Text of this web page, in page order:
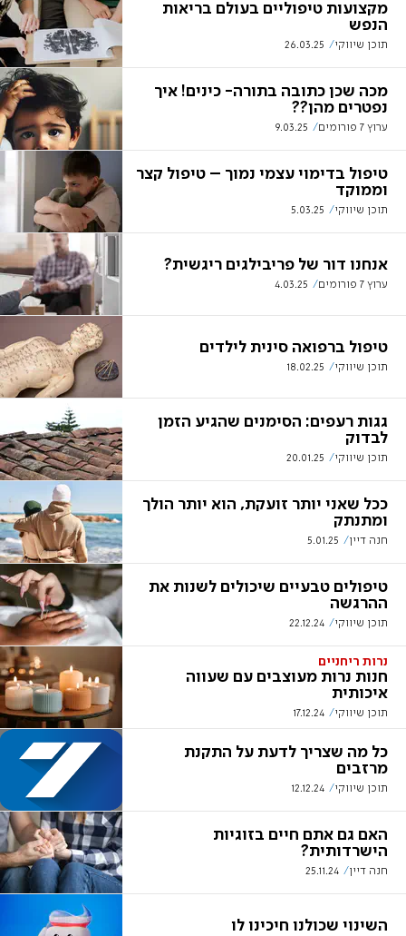
מקצועות טיפוליים בעולם בריאות
הנפש
תוכן שיווקי 26.03.25
מכה שכן כתובה בתורה- כינים! איך
נפטרים מהן??
ערוץ 7 פורומים 9.03.25
טיפול בדימוי עצמי נמוך – טיפול קצר
וממוקד
תוכן שיווקי 5.03.25
אנחנו דור של פריבילגים ריגשית?
ערוץ 7 פורומים 4.03.25
טיפול ברפואה סינית לילדים
תוכן שיווקי 18.02.25
גגות רעפים: הסימנים שהגיע הזמן
לבדוק
תוכן שיווקי 20.01.25
ככל שאני יותר זועקת, הוא יותר הולך
ומתנתק
חנה דיין 5.01.25
טיפולים טבעיים שיכולים לשנות את
ההרגשה
תוכן שיווקי 22.12.24
נרות ריחניים
חנות נרות מעוצבים עם שעווה
איכותית
תוכן שיווקי 17.12.24
כל מה שצריך לדעת על התקנת
מרזבים
תוכן שיווקי 12.12.24
האם גם אתם חיים בזוגיות
הישרדותית?
חנה דיין 25.11.24
השינוי שכולנו חיכינו לו